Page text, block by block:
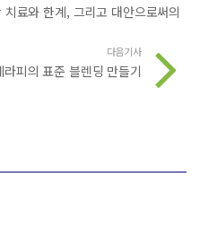
료와 한계, 그리고 대안으로써의
다음기사
피의 표준 블렌딩 만들기